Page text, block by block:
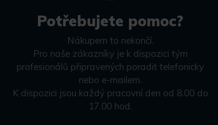
Potřebujete pomoc?
Nákupem to nekončí.
Pro naše zákazníky je k dispozici tým
profesionálů připravených poradit telefonicky
nebo e-mailem.
K dispozici jsou každý pracovní den od 8.00 do
17.00 hod.